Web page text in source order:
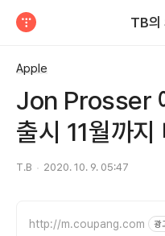
TB의
Apple
Jon Prosser
출시 11월까지
T.B 2020. 10. 9. 05:47
http://m.coupang.com 광